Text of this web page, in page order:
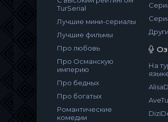
TurSerial
Лучшие мини-сериалы
Лучшие фильмы
Про любовь
Про Османскую
империю
Про бедных
Про богатых
Романтические
комедии
На